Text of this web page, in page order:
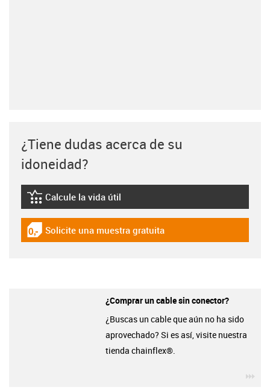
¿Tiene dudas acerca de su
idoneidad?
igus-icon-lebensdauerrechner
Calcule la vida útil
igus-icon-gratismuster
Solicite una muestra gratuita
¿Comprar un cable sin conector?
¿Buscas un cable que aún no ha sido
aprovechado? Si es así, visite nuestra
tienda chainflex®.